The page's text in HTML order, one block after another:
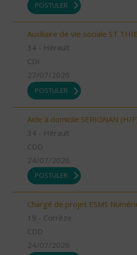
POSTULER
Auxiliaire de vie sociale ST
34 - Hérault
CDI
27/07/2026
POSTULER
Aide à domicile SERIGNAN (H/
34 - Hérault
CDD
24/07/2026
POSTULER
Chargé de projet ESMS
19 - Corrèze
CDD
24/07/2026